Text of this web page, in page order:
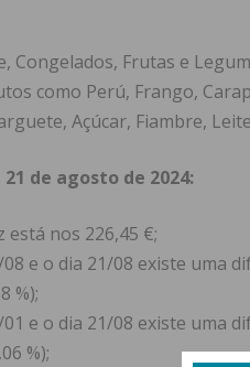
Congelados, Frutas e
como Perú, Frango,
Açúcar, Fiambre,
de agosto de 2024:
está nos 226,45 €;
e o dia 21/08 existe uma
%);
e o dia 21/08 existe uma
%);